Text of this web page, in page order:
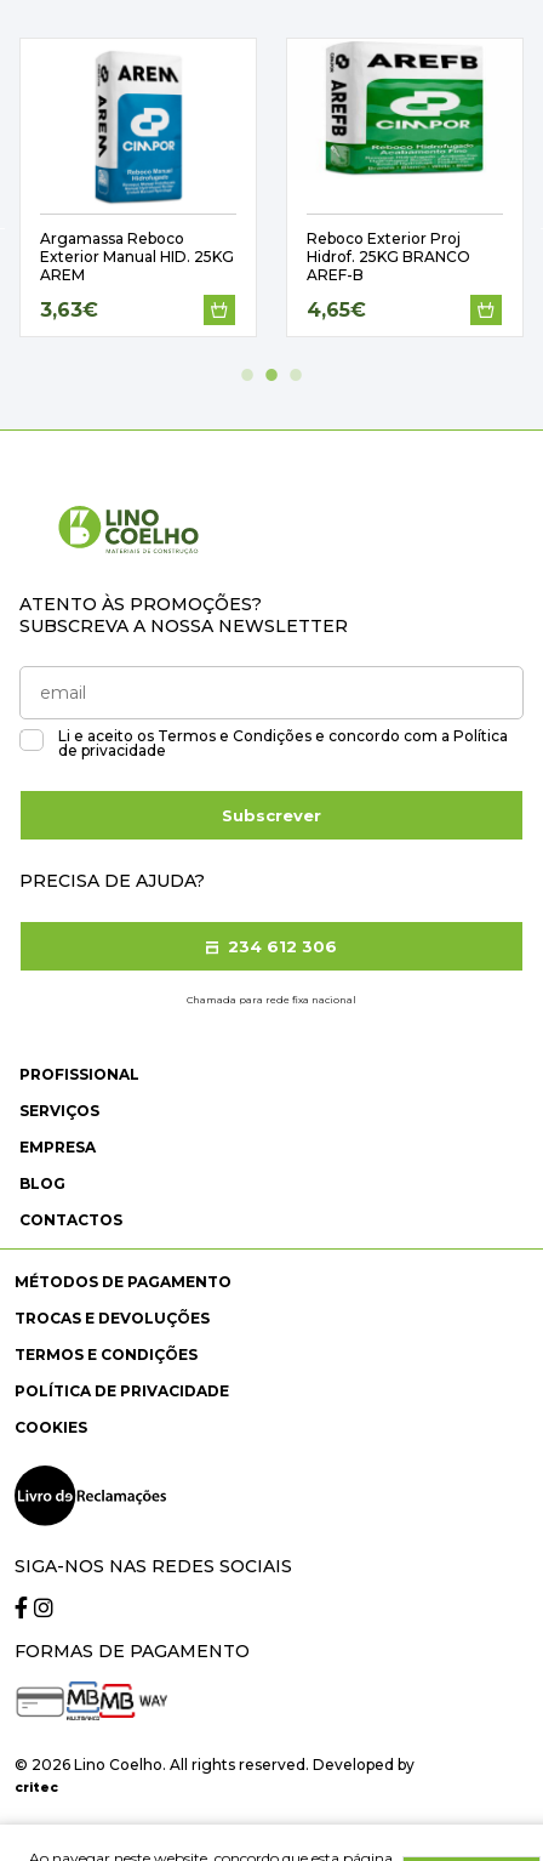
Argamassa Reboco
Exterior Manual HID. 25KG
AREM
3,63€
Reboco Exterior Proj
Hidrof. 25KG BRANCO
AREF-B
4,65€
Ao navegar neste website, concordo que esta página
PROFISSIONAL
SERVIÇOS
EMPRESA
BLOG
CONTACTOS
MÉTODOS DE PAGAMENTO
TROCAS E DEVOLUÇÕES
TERMOS E CONDIÇÕES
POLÍTICA DE PRIVACIDADE
COOKIES
SIGA-NOS NAS REDES SOCIAIS
FORMAS DE PAGAMENTO
ATENTO ÀS PROMOÇÕES?
SUBSCREVA A NOSSA NEWSLETTER
Li e aceito os Termos e Condições e concordo com a Política
de privacidade
Subscrever
PRECISA DE AJUDA?
234 612 306
Chamada para rede fixa nacional
© 2026 Lino Coelho. All rights reserved. Developed by
critec